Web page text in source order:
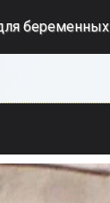
беременных